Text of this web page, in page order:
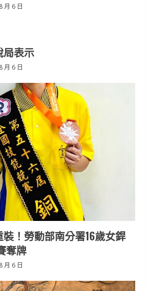
月 6 日
局表示
月 6 日
！勞動部南分署16歲女銲
奪牌
月 6 日